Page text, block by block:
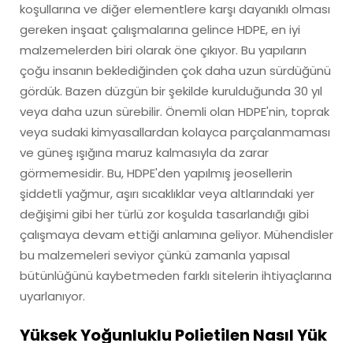
koşullarına ve diğer elementlere karşı dayanıklı olması
gereken inşaat çalışmalarına gelince HDPE, en iyi
malzemelerden biri olarak öne çıkıyor. Bu yapıların
çoğu insanın beklediğinden çok daha uzun sürdüğünü
gördük. Bazen düzgün bir şekilde kurulduğunda 30 yıl
veya daha uzun sürebilir. Önemli olan HDPE'nin, toprak
veya sudaki kimyasallardan kolayca parçalanmaması
ve güneş ışığına maruz kalmasıyla da zarar
görmemesidir. Bu, HDPE'den yapılmış jeosellerin
şiddetli yağmur, aşırı sıcaklıklar veya altlarındaki yer
değişimi gibi her türlü zor koşulda tasarlandığı gibi
çalışmaya devam ettiği anlamına geliyor. Mühendisler
bu malzemeleri seviyor çünkü zamanla yapısal
bütünlüğünü kaybetmeden farklı sitelerin ihtiyaçlarına
uyarlanıyor.
Yüksek Yoğunluklu Polietilen Nasıl Yük